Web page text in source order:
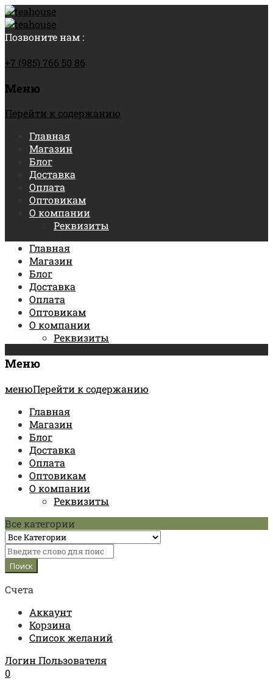
Позвоните нам :
+7 (985) 766 50 86
Меню
Перейти к содержанию
Главная
Магазин
Блог
Доставка
Оплата
Оптовикам
О компании
Реквизиты
Главная
Магазин
Блог
Доставка
Оплата
Оптовикам
О компании
Реквизиты
Меню
менюПерейти к содержанию
Главная
Магазин
Блог
Доставка
Оплата
Оптовикам
О компании
Реквизиты
Все категории
Счета
Аккаунт
Корзина
Список желаний
Логин Пользователя
0